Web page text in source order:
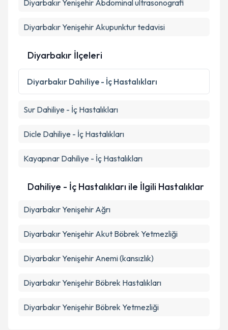
Diyarbakır Yenişehir Abdominal ultrasonografi
Diyarbakır Yenişehir Akupunktur tedavisi
Diyarbakır İlçeleri
Diyarbakır Dahiliye - İç Hastalıkları
Sur Dahiliye - İç Hastalıkları
Dicle Dahiliye - İç Hastalıkları
Kayapınar Dahiliye - İç Hastalıkları
Dahiliye - İç Hastalıkları ile İlgili Hastalıklar
Diyarbakır Yenişehir Ağrı
Diyarbakır Yenişehir Akut Böbrek Yetmezliği
Diyarbakır Yenişehir Anemi (kansızlık)
Diyarbakır Yenişehir Böbrek Hastalıkları
Diyarbakır Yenişehir Böbrek Yetmezliği